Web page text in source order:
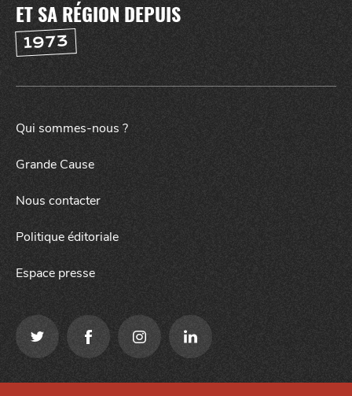
ET SA RÉGION DEPUIS
1973
Qui sommes-nous ?
Grande Cause
Nous contacter
Politique éditoriale
Espace presse